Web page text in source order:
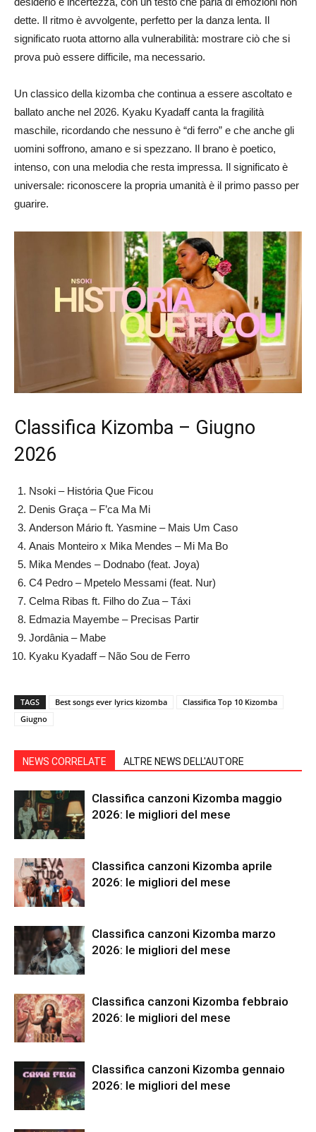
dette. Il ritmo è avvolgente, perfetto per la danza lenta. Il
significato ruota attorno alla vulnerabilità: mostrare ciò che si
prova può essere difficile, ma necessario.
Un classico della kizomba che continua a essere ascoltato e
ballato anche nel 2026. Kyaku Kyadaff canta la fragilità
maschile, ricordando che nessuno è “di ferro” e che anche gli
uomini soffrono, amano e si spezzano. Il brano è poetico,
intenso, con una melodia che resta impressa. Il significato è
universale: riconoscere la propria umanità è il primo passo per
guarire.
Classifica Kizomba – Giugno
2026
Nsoki – História Que Ficou
Denis Graça – F’ca Ma Mi
Anderson Mário ft. Yasmine – Mais Um Caso
Anais Monteiro x Mika Mendes – Mi Ma Bo
Mika Mendes – Dodnabo (feat. Joya)
C4 Pedro – Mpetelo Messami (feat. Nur)
Celma Ribas ft. Filho do Zua – Táxi
Edmazia Mayembe – Precisas Partir
Jordânia – Mabe
Kyaku Kyadaff – Não Sou de Ferro
TAGS Best songs ever lyrics kizomba
Classifica Top 10 Kizomba
Giugno
NEWS CORRELATE ALTRE NEWS DELL'AUTORE
Classifica canzoni Kizomba maggio
2026: le migliori del mese
Classifica canzoni Kizomba aprile
2026: le migliori del mese
Classifica canzoni Kizomba marzo
2026: le migliori del mese
Classifica canzoni Kizomba febbraio
2026: le migliori del mese
Classifica canzoni Kizomba gennaio
2026: le migliori del mese